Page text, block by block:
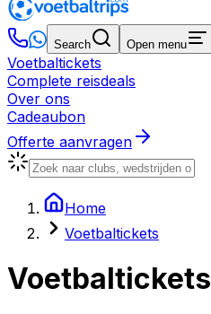
Search Open menu
Voetbaltickets
Complete reisdeals
Over ons
Cadeaubon
Offerte aanvragen
Home
Voetbaltickets
Voetbaltickets